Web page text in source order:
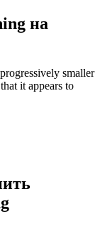
на
smaller
it appears to